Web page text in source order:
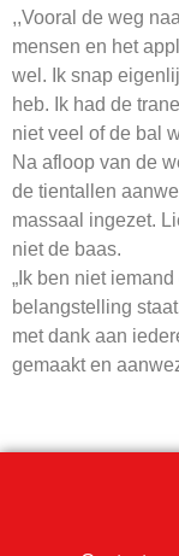
,,Vooral de weg
mensen en het
wel. Ik snap
heb. Ik had de
niet veel of de bal
Na afloop van de
de tientallen
massaal ingezet.
niet de baas.
„Ik ben niet
belangstelling
met dank aan
gemaakt en